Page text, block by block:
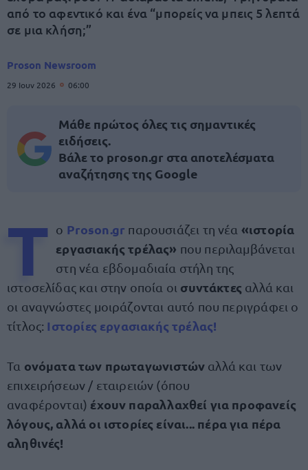
από το αφεντικό και ένα “μπορείς να μπεις 5 λεπτά
σε μια κλήση;”
Proson Newsroom
29 Ιουν 2026 06:00
Μάθε πρώτος όλες τις σημαντικές
ειδήσεις.
Βάλε το proson.gr στα αποτελέσματα
αναζήτησης της Google
Τ ο Proson.gr παρουσιάζει τη νέα «ιστορία
εργασιακής τρέλας» που περιλαμβάνεται
στη νέα εβδομαδιαία στήλη της
ιστοσελίδας και στην οποία οι συντάκτες αλλά και
οι αναγνώστες μοιράζονται αυτό που περιγράφει ο
τίτλος: Ιστορίες εργασιακής τρέλας!
Τα ονόματα των πρωταγωνιστών αλλά και των
επιχειρήσεων / εταιρειών (όπου
αναφέρονται) έχουν παραλλαχθεί για προφανείς
λόγους, αλλά οι ιστορίες είναι... πέρα για πέρα
αληθινές!